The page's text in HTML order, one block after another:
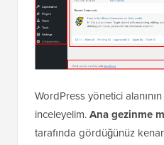
WordPress yönetici alanının
inceleyelim.Ana gezinme
tarafında gördüğünüz